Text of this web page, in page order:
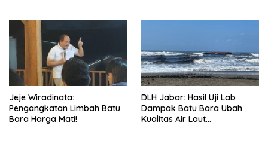
Jeje Wiradinata:
Pengangkatan Limbah Batu
Bara Harga Mati!
DLH Jabar: Hasil Uji Lab
Dampak Batu Bara Ubah
Kualitas Air Laut